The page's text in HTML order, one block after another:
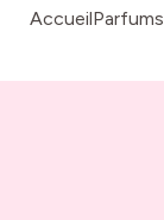
AccueilParfums